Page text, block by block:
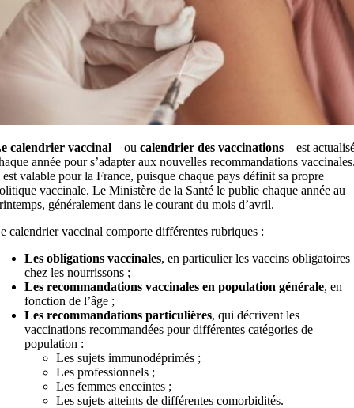
calendrier vaccinal– ou calendrier des vaccinations– est
année pour s’adapter aux nouvelles recommandations
valable pour la France, puisque chaque pays définit sa propre
vaccinale. Le Ministère de la Santé le publie chaque année au
généralement dans le courant du mois d’avril.
calendrier vaccinal comporte différentes rubriques :
Les obligations vaccinales, en particulier les vaccins obligatoires
chez les nourrissons ;
Les recommandations vaccinales en population générale, en
fonction de l’âge ;
Les recommandations particulières, qui décrivent les
vaccinations recommandées pour différentes catégories de
population :
Les sujets immunodéprimés ;
Les professionnels ;
Les femmes enceintes ;
Les sujets atteints de différentes comorbidités.